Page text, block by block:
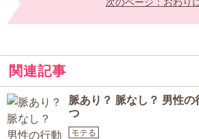
関連記事
脈あり？ 脈なし？ 男性
つ
モテる